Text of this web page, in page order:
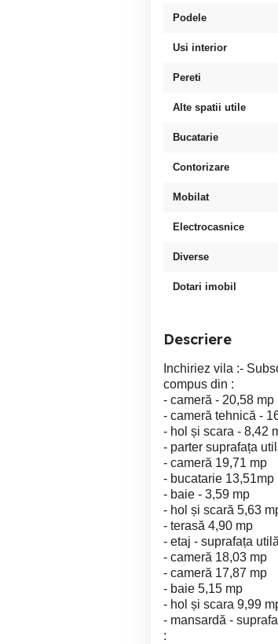
Podele
Usi interior
Pereti
Alte spatii utile
Bucatarie
Contorizare
Mobilat
Electrocasnice
Diverse
Dotari imobil
Descriere
Inchiriez vila :-
compus din :
- cameră - 20,58 mp
- cameră tehnică -
- hol și scara - 8,42
- parter suprafața
- cameră 19,71 mp
- bucatarie 13,51mp
- baie - 3,59 mp
- hol și scară 5,63
- terasă 4,90 mp
- etaj - suprafața
- cameră 18,03 mp
- cameră 17,87 mp
- baie 5,15 mp
- hol și scara 9,99
- mansardă -
: